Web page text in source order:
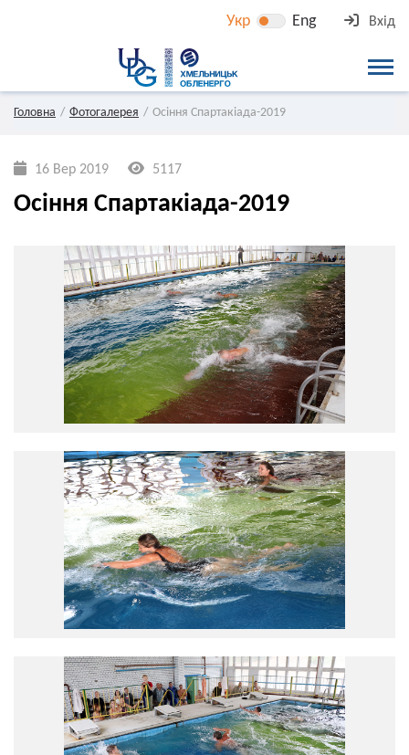
Укр Eng Вхід
Головна Фотогалерея Осіння Спартакіада-2019
16 Вер 2019 5117
Осіння Спартакіада-2019